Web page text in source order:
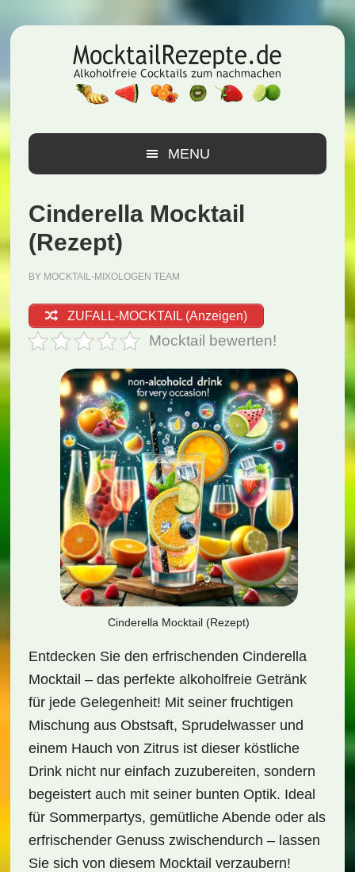
Hauptnavigation
Inhalt
Seitenspalte
MENU
Cinderella Mocktail
(Rezept)
BY MOCKTAIL-MIXOLOGEN TEAM
ZUFALL-MOCKTAIL (Anzeigen)
Mocktail bewerten!
Cinderella Mocktail (Rezept)
Entdecken Sie den erfrischenden Cinderella
Mocktail – das perfekte alkoholfreie Getränk
für jede Gelegenheit! Mit seiner fruchtigen
Mischung aus Obstsaft, Sprudelwasser und
einem Hauch von Zitrus ist dieser köstliche
Drink nicht nur einfach zuzubereiten, sondern
begeistert auch mit seiner bunten Optik. Ideal
für Sommerpartys, gemütliche Abende oder als
erfrischender Genuss zwischendurch – lassen
Sie sich von diesem Mocktail verzaubern!